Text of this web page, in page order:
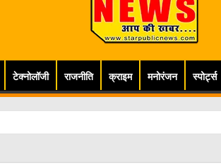
टेक्नोलॉजी राजनीति क्राइम मनोरंजन स्पोर्ट्स